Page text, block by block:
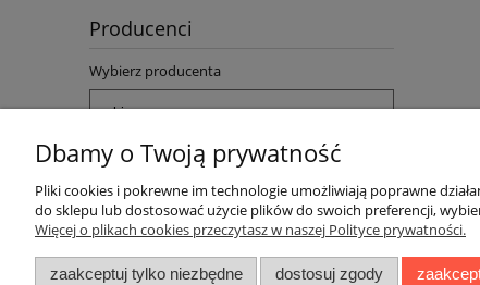
Producenci
Wybierz producenta
Pomoc
Informacje o cookie
Moje konto
Twoje zamówienia
Dbamy o Twoją prywatność
Pliki cookies i pokrewne im technologie umożliwiają poprawne
do sklepu lub dostosować użycie plików do swoich preferencji,
Więcej o plikach cookies przeczytasz w naszej Polityce prywatności.
zaakceptuj tylko niezbędne dostosuj zgody